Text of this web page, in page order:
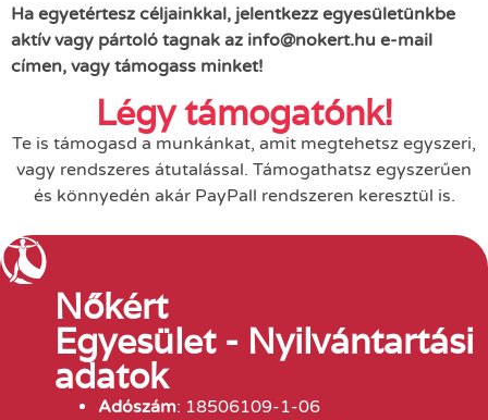
Ha egyetértesz céljainkkal, jelentkezz egyesületünkbe
aktív vagy pártoló tagnak az info@nokert.hu e-mail
címen, vagy támogass minket!
Légy támogatónk!
Te is támogasd a munkánkat, amit megtehetsz egyszeri,
vagy rendszeres átutalással. Támogathatsz egyszerűen
és könnyedén akár PayPall rendszeren keresztül is.
Nőkért
Egyesület - Nyilvántartási
adatok
Adószám: 18506109-1-06